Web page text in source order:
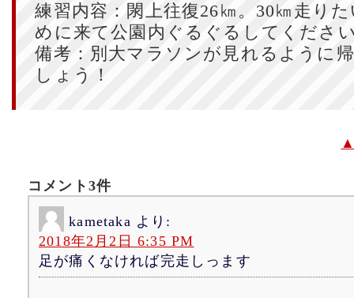
練習内容：閖上往復26㎞。30㎞走り
めに来て公園内ぐるぐるしてくださ
備考：別大マラソンが見れるように
しょう！
コメント3件
kametaka より:
2018年2月2日 6:35 PM
足が痛くなければ完走しっます